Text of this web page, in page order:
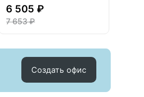
6 505 ₽
7 653 ₽
Создать офис